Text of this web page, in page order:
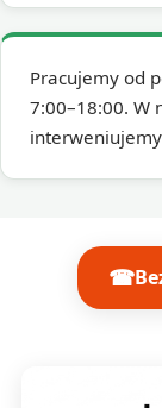
Pracujemy od
7:00–18:00. W
☎